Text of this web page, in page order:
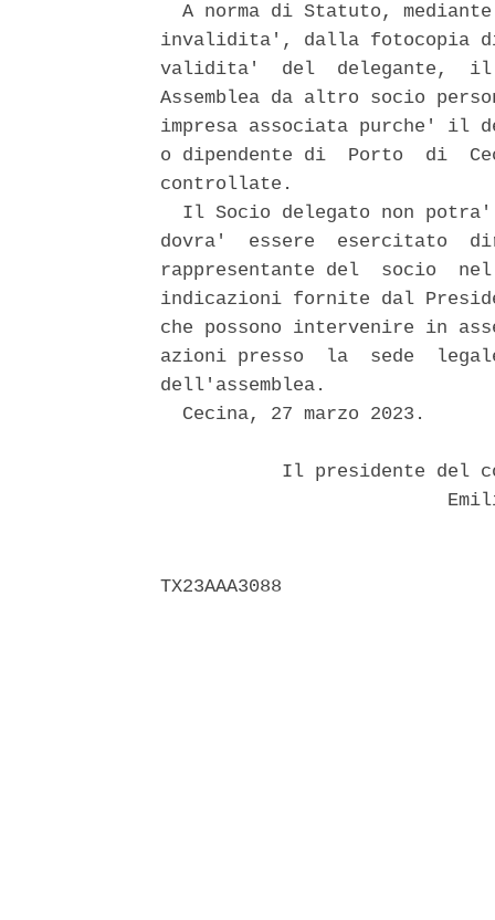
A norma di Statuto,
invalidita', dalla fotocopia
validita'  del  delegante,  il
Assemblea da altro socio
impresa associata purche' il
o dipendente di  Porto  di
controllate.
Il Socio delegato non
dovra'  essere  esercitato
rappresentante del  socio
indicazioni fornite dal
che possono intervenire in
azioni presso  la  sede
dell'assemblea.
  Cecina, 27 marzo 2023.
Il presidente del